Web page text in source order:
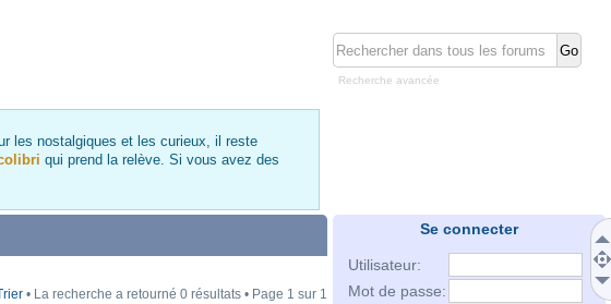
Recherche avancée
les nostalgiques et les curieux, il reste
qui prend la relève. Si vous avez des
Se connecter
Utilisateur:
Mot de passe:
• La recherche a retourné 0 résultats • Page 1 sur 1